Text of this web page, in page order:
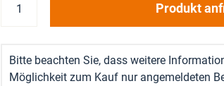
Produkt
Bitte beachten Sie, dass weitere
Möglichkeit zum Kauf nur angemeldeten